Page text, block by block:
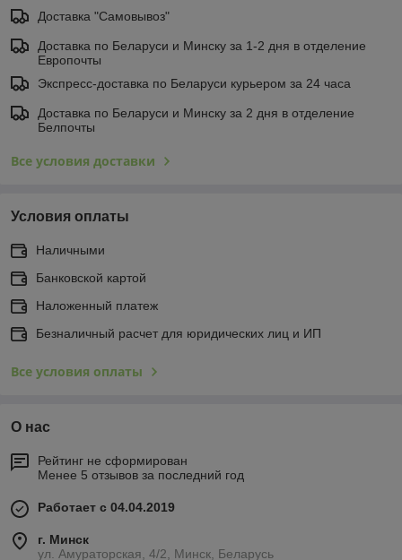
Доставка "Самовывоз"
Доставка по Беларуси и Минску за 1-2 дня в отделение
Европочты
Экспресс-доставка по Беларуси курьером за 24 часа
Доставка по Беларуси и Минску за 2 дня в отделение
Белпочты
Все условия доставки
Условия оплаты
Наличными
Банковской картой
Наложенный платеж
Безналичный расчет для юридических лиц и ИП
Все условия оплаты
О нас
Рейтинг не сформирован
Менее 5 отзывов за последний год
Работает с 04.04.2019
г. Минск
ул. Амураторская, 4/2, Минск, Беларусь